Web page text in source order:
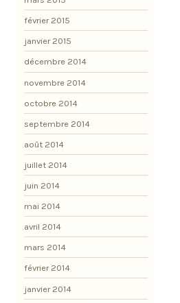
février 2015
janvier 2015
décembre 2014
novembre 2014
octobre 2014
septembre 2014
août 2014
juillet 2014
juin 2014
mai 2014
avril 2014
mars 2014
février 2014
janvier 2014